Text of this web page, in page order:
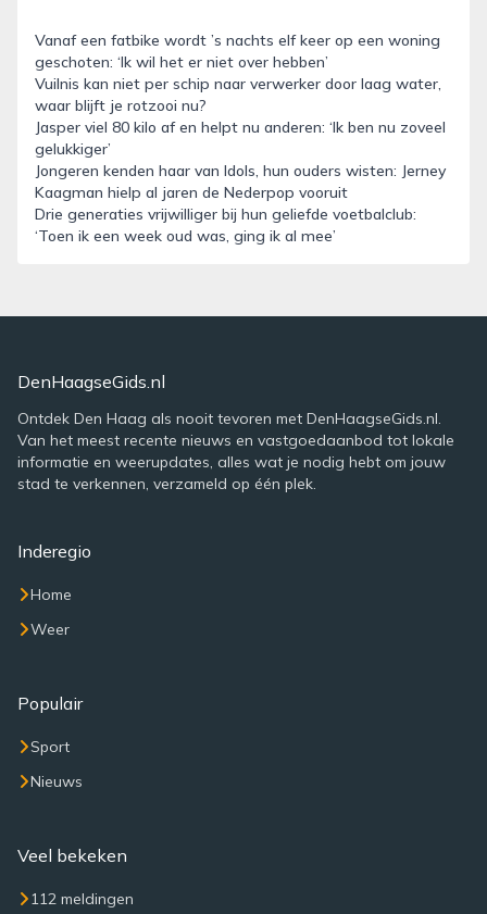
Vanaf een fatbike wordt ’s nachts elf keer op een woning
geschoten: ‘Ik wil het er niet over hebben’
Vuilnis kan niet per schip naar verwerker door laag water,
waar blijft je rotzooi nu?
Jasper viel 80 kilo af en helpt nu anderen: ‘Ik ben nu zoveel
gelukkiger’
Jongeren kenden haar van Idols, hun ouders wisten: Jerney
Kaagman hielp al jaren de Nederpop vooruit
Drie generaties vrijwilliger bij hun geliefde voetbalclub:
‘Toen ik een week oud was, ging ik al mee’
DenHaagseGids.nl
Ontdek Den Haag als nooit tevoren met DenHaagseGids.nl.
Van het meest recente nieuws en vastgoedaanbod tot lokale
informatie en weerupdates, alles wat je nodig hebt om jouw
stad te verkennen, verzameld op één plek.
Inderegio
Home
Weer
Populair
Sport
Nieuws
Veel bekeken
112 meldingen